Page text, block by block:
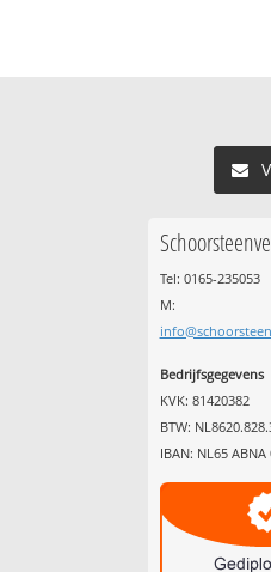
Tel: 0165-235053
M:
Bedrijfsgegevens
KVK: 81420382
BTW:
IBAN: NL65